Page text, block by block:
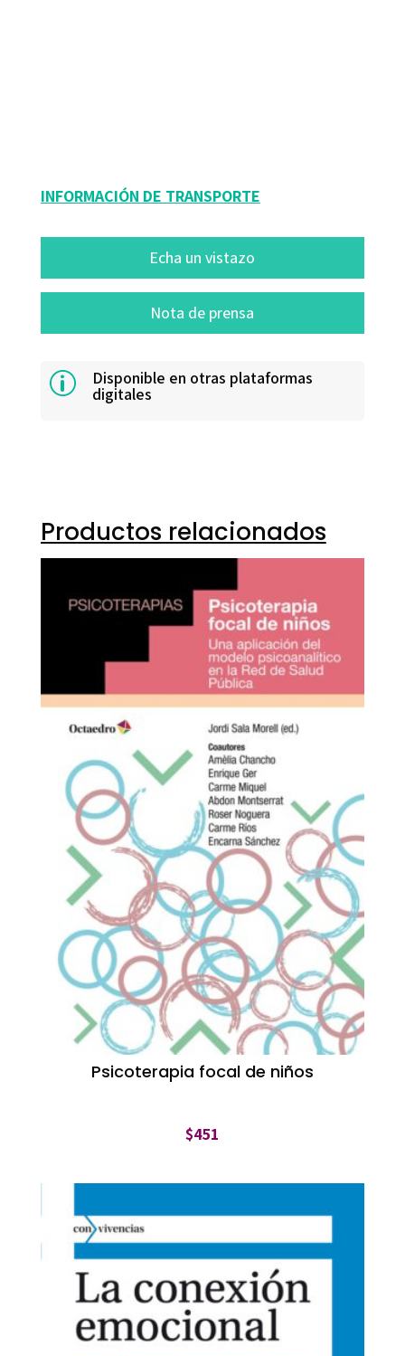
INFORMACIÓN DE TRANSPORTE
Echa un vistazo
Nota de prensa
p Disponible en otras plataformas
digitales
Productos relacionados
Psicoterapia focal de niños
$451